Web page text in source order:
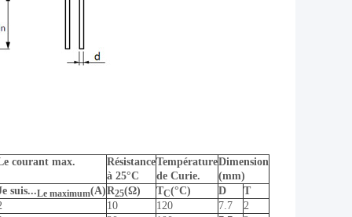
courant max.
Résistance
à 25°C
Température
de Curie.
Dimension
(mm)
suis...Le maximum(A)R25(Ω) TC(°C) D
T
10 120 7.7
2